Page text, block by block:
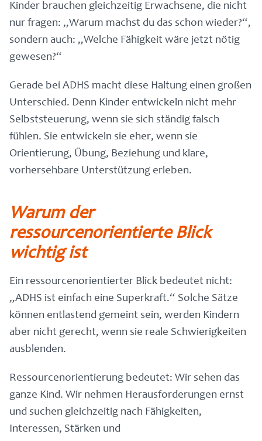
Kinder brauchen gleichzeitig Erwachsene, die nicht
nur fragen: „Warum machst du das schon wieder?“,
sondern auch: „Welche Fähigkeit wäre jetzt nötig
gewesen?“
Gerade bei ADHS macht diese Haltung einen großen
Unterschied. Denn Kinder entwickeln nicht mehr
Selbststeuerung, wenn sie sich ständig falsch
fühlen. Sie entwickeln sie eher, wenn sie
Orientierung, Übung, Beziehung und klare,
vorhersehbare Unterstützung erleben.
Warum der
ressourcenorientierte Blick
wichtig ist
Ein ressourcenorientierter Blick bedeutet nicht:
„ADHS ist einfach eine Superkraft.“ Solche Sätze
können entlastend gemeint sein, werden Kindern
aber nicht gerecht, wenn sie reale Schwierigkeiten
ausblenden.
Ressourcenorientierung bedeutet: Wir sehen das
ganze Kind. Wir nehmen Herausforderungen ernst
und suchen gleichzeitig nach Fähigkeiten,
Interessen, Stärken und